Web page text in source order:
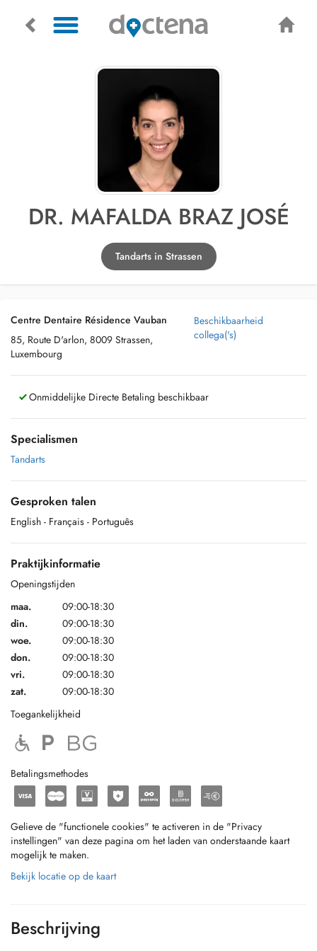
DR. MAFALDA BRAZ JOSÉ
Tandarts in Strassen
Centre Dentaire Résidence Vauban
85, Route D'arlon, 8009 Strassen,
Luxembourg
Beschikbaarheid
collega('s)
Onmiddelijke Directe Betaling beschikbaar
Specialismen
Tandarts
Gesproken talen
English - Français - Português
Praktijkinformatie
Openingstijden
maa.
09:00-18:30
din.
09:00-18:30
woe.
09:00-18:30
don.
09:00-18:30
vri.
09:00-18:30
zat.
09:00-18:30
Toegankelijkheid
Betalingsmethodes
Gelieve de "functionele cookies" te activeren in de "Privacy
instellingen" van deze pagina om het laden van onderstaande kaart
mogelijk te maken.
Bekijk locatie op de kaart
Beschrijving